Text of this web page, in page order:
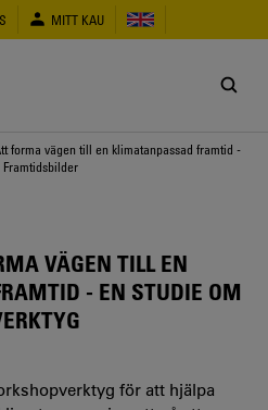
MITT KAU
forma vägen till en klimatanpassad framtid -
VÄGEN TILL EN
- EN STUDIE OM
för att hjälpa